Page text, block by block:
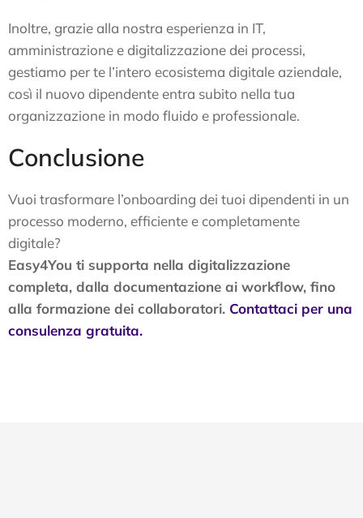
Inoltre, grazie alla nostra esperienza in IT,
amministrazione e digitalizzazione dei processi,
gestiamo per te l’intero ecosistema digitale aziendale,
così il nuovo dipendente entra subito nella tua
organizzazione in modo fluido e professionale.
Conclusione
Vuoi trasformare l’onboarding dei tuoi dipendenti in un
processo moderno, efficiente e completamente
digitale?
Easy4You ti supporta nella digitalizzazione
completa, dalla documentazione ai workflow, fino
alla formazione dei collaboratori. Contattaci per una
consulenza gratuita.